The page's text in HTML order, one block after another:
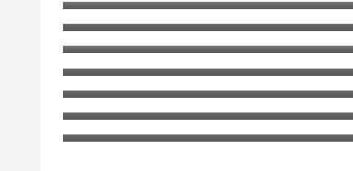
夏の風景
8月 厳しい暑さが続いています
６月のガーデンでの生命と死 ハナ
さんのブログ
イギリス海峡のチャンネル諸島のひ
とつ、ガンジー島の海のブルー イ
ンテリアボウル
ビアマグ 350ml 鉄さび釉 イギリ
ス 陶器
子どもにもおすすめ！ ガーデンの
ノートブックA6 ティリー島の海と
森 ハナさんより